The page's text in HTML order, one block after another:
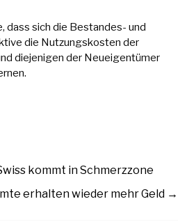
dass sich die Bestandes- und
die Nutzungskosten der
diejenigen der Neueigentümer
kommt in Schmerzzone
erhalten wieder mehr Geld →